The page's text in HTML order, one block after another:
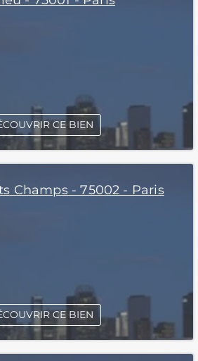
CE BIEN
Champs - 75002 - Paris
CE BIEN